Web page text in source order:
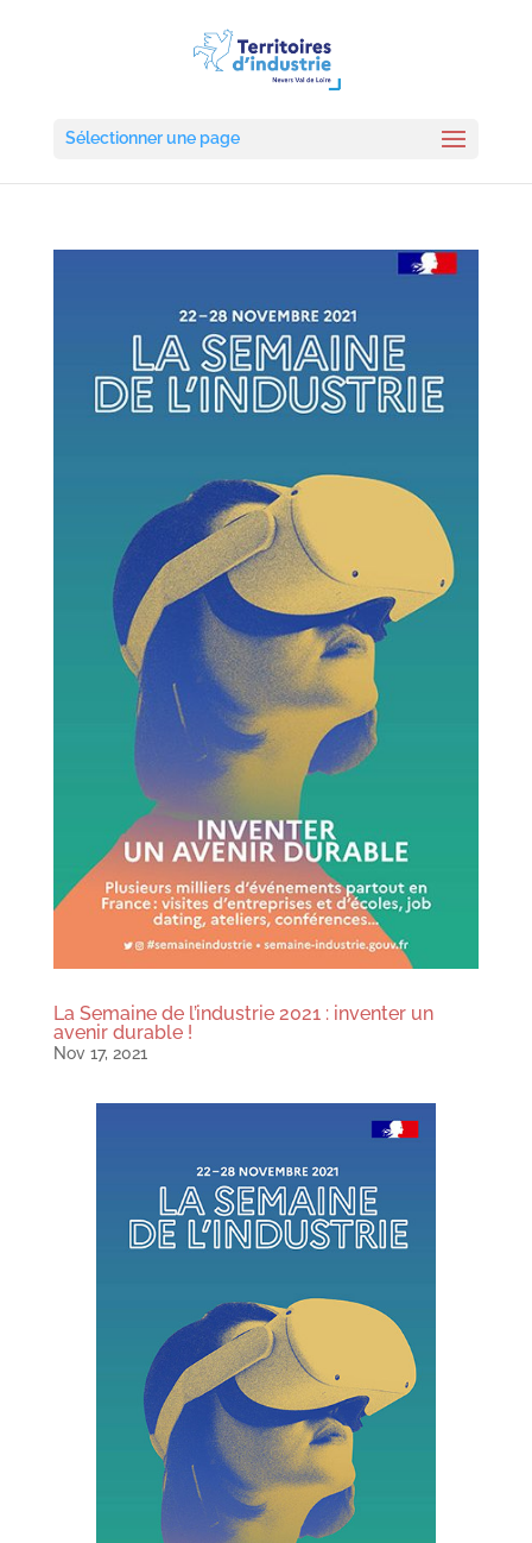
Sélectionner une page
La Semaine de l’industrie 2021 : inventer un
avenir durable !
Nov 17, 2021